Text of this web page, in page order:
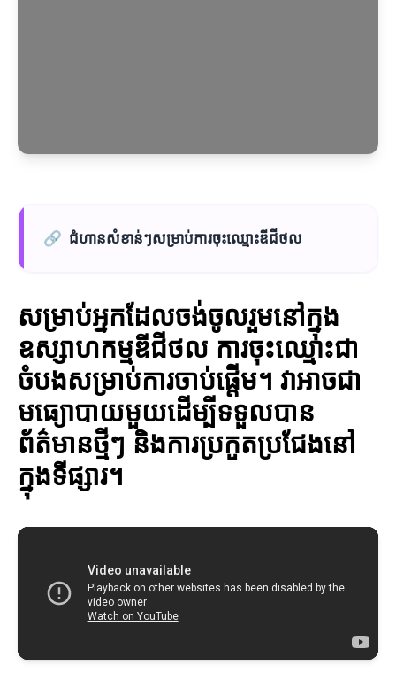
🔗 ជំហានសំខាន់ៗសម្រាប់ការចុះឈ្មោះឌីជីថល
សម្រាប់អ្នកដែលចង់ចូលរួមនៅក្នុង
ឧស្សាហកម្មឌីជីថល ការចុះឈ្មោះជា
ចំបងសម្រាប់ការចាប់ផ្តើម។ វាអាចជា
មធ្យោបាយមួយដើម្បីទទួលបាន
ព័ត៌មានថ្មីៗ និងការប្រកួតប្រជែងនៅ
ក្នុងទីផ្សារ។